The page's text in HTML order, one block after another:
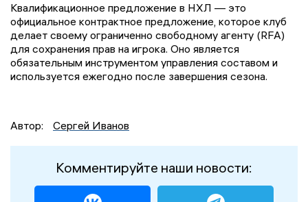
Квалификационное предложение в НХЛ — это
официальное контрактное предложение, которое клуб
делает своему ограниченно свободному агенту (RFA)
для сохранения прав на игрока. Оно является
обязательным инструментом управления составом и
используется ежегодно после завершения сезона.
Автор: Сергей Иванов
Комментируйте наши новости: